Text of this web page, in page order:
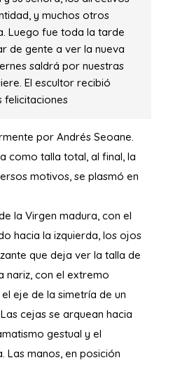
y muchos otros
Luego fue toda la tarde
de gente a ver la nueva
saldrá por nuestras
El escultor recibió
felicitaciones
por Andrés Seoane.
como talla total, al final, la
motivos, se plasmó en
la Virgen madura, con el
hacia la izquierda, los ojos
que deja ver la talla de
nariz, con el extremo
eje de la simetría de un
cejas se arquean hacia
gestual y el
Las manos, en posición